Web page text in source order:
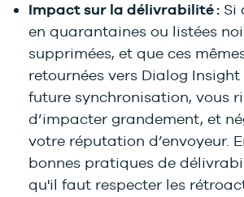
Impact sur la délivrabilité : Si
en quarantaines ou listées
supprimées, et que ces
retournées vers Dialog
future synchronisation, vous
d’impacter grandement, et
votre réputation d’envoyeur.
bonnes pratiques de
qu'il faut respecter les